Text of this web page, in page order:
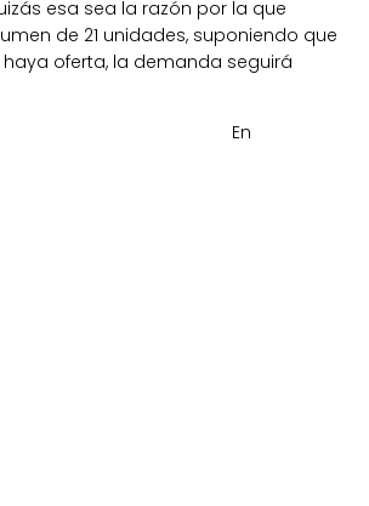
esa sea la razón por la que
de 21 unidades, suponiendo que
oferta, la demanda seguirá
En